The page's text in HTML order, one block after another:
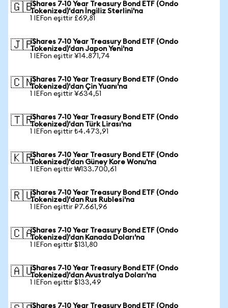
🇬🇧iShares 7-10 Year Treasury Bond ETF (Ondo
Tokenized)'dan İngiliz Sterlini'na
1 IEFon eşittir £69,81
🇯🇵iShares 7-10 Year Treasury Bond ETF (Ondo
Tokenized)'dan Japon Yeni'na
1 IEFon eşittir ¥14.871,74
🇨🇳iShares 7-10 Year Treasury Bond ETF (Ondo
Tokenized)'dan Çin Yuanı'na
1 IEFon eşittir ¥634,51
🇹🇷iShares 7-10 Year Treasury Bond ETF (Ondo
Tokenized)'dan Türk Lirası'na
1 IEFon eşittir ₺4.473,91
🇰🇷iShares 7-10 Year Treasury Bond ETF (Ondo
Tokenized)'dan Güney Kore Wonu'na
1 IEFon eşittir ₩133.700,61
🇷🇺iShares 7-10 Year Treasury Bond ETF (Ondo
Tokenized)'dan Rus Rublesi'na
1 IEFon eşittir ₽7.661,96
🇨🇦iShares 7-10 Year Treasury Bond ETF (Ondo
Tokenized)'dan Kanada Doları'na
1 IEFon eşittir $131,80
🇦🇺iShares 7-10 Year Treasury Bond ETF (Ondo
Tokenized)'dan Avustralya Doları'na
1 IEFon eşittir $133,49
iShares 7-10 Year Treasury Bond ETF (Ondo